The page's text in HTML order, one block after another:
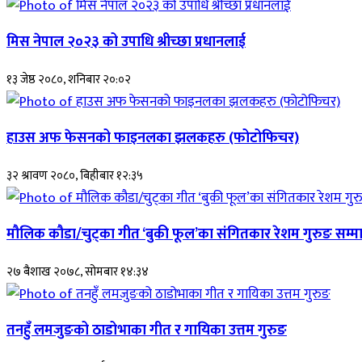
मिस नेपाल २०२३ को उपाधि श्रीच्छा प्रधानलाई
१३ जेष्ठ २०८०, शनिबार २०:०२
हाउस अफ फेसनको फाइनलका झलकहरु (फोटोफिचर)
३२ श्रावण २०८०, बिहीबार १२:३५
मौलिक कौडा/चुट्का गीत ‘बुकी फूल’का संगितकार रेशम गुरुङ
२७ बैशाख २०७८, सोमबार १४:३४
तनहुँ लमजुङको ठाडोभाका गीत र गायिका उत्तम गुरुङ